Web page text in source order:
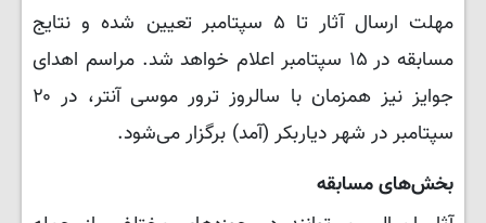
مهلت ارسال آثار تا ۵ سپتامبر تعیین شده و نتایج
مسابقه در ۱۵ سپتامبر اعلام خواهد شد. مراسم اهدای
جوایز نیز همزمان با سالروز ترور موسی آنتر، در ۲۰
سپتامبر در شهر دیاربکر (آمد) برگزار می‌شود.
بخش‌های مسابقه